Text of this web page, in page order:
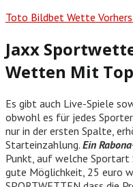
Toto Bildbet Wette
Jaxx
Wetten Mit
Es gibt auch Live-Spiele
obwohl es für jedes
nur in der ersten Spalte,
Starteinzahlung. Ein
Punkt, auf welche
gute Möglichkeit, 25 euro